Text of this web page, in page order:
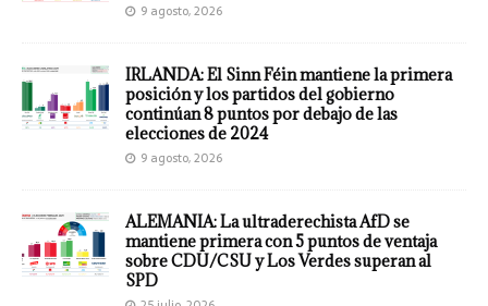
9 agosto, 2026
IRLANDA: El Sinn Féin mantiene la primera
posición y los partidos del gobierno
continúan 8 puntos por debajo de las
elecciones de 2024
9 agosto, 2026
ALEMANIA: La ultraderechista AfD se
mantiene primera con 5 puntos de ventaja
sobre CDU/CSU y Los Verdes superan al
SPD